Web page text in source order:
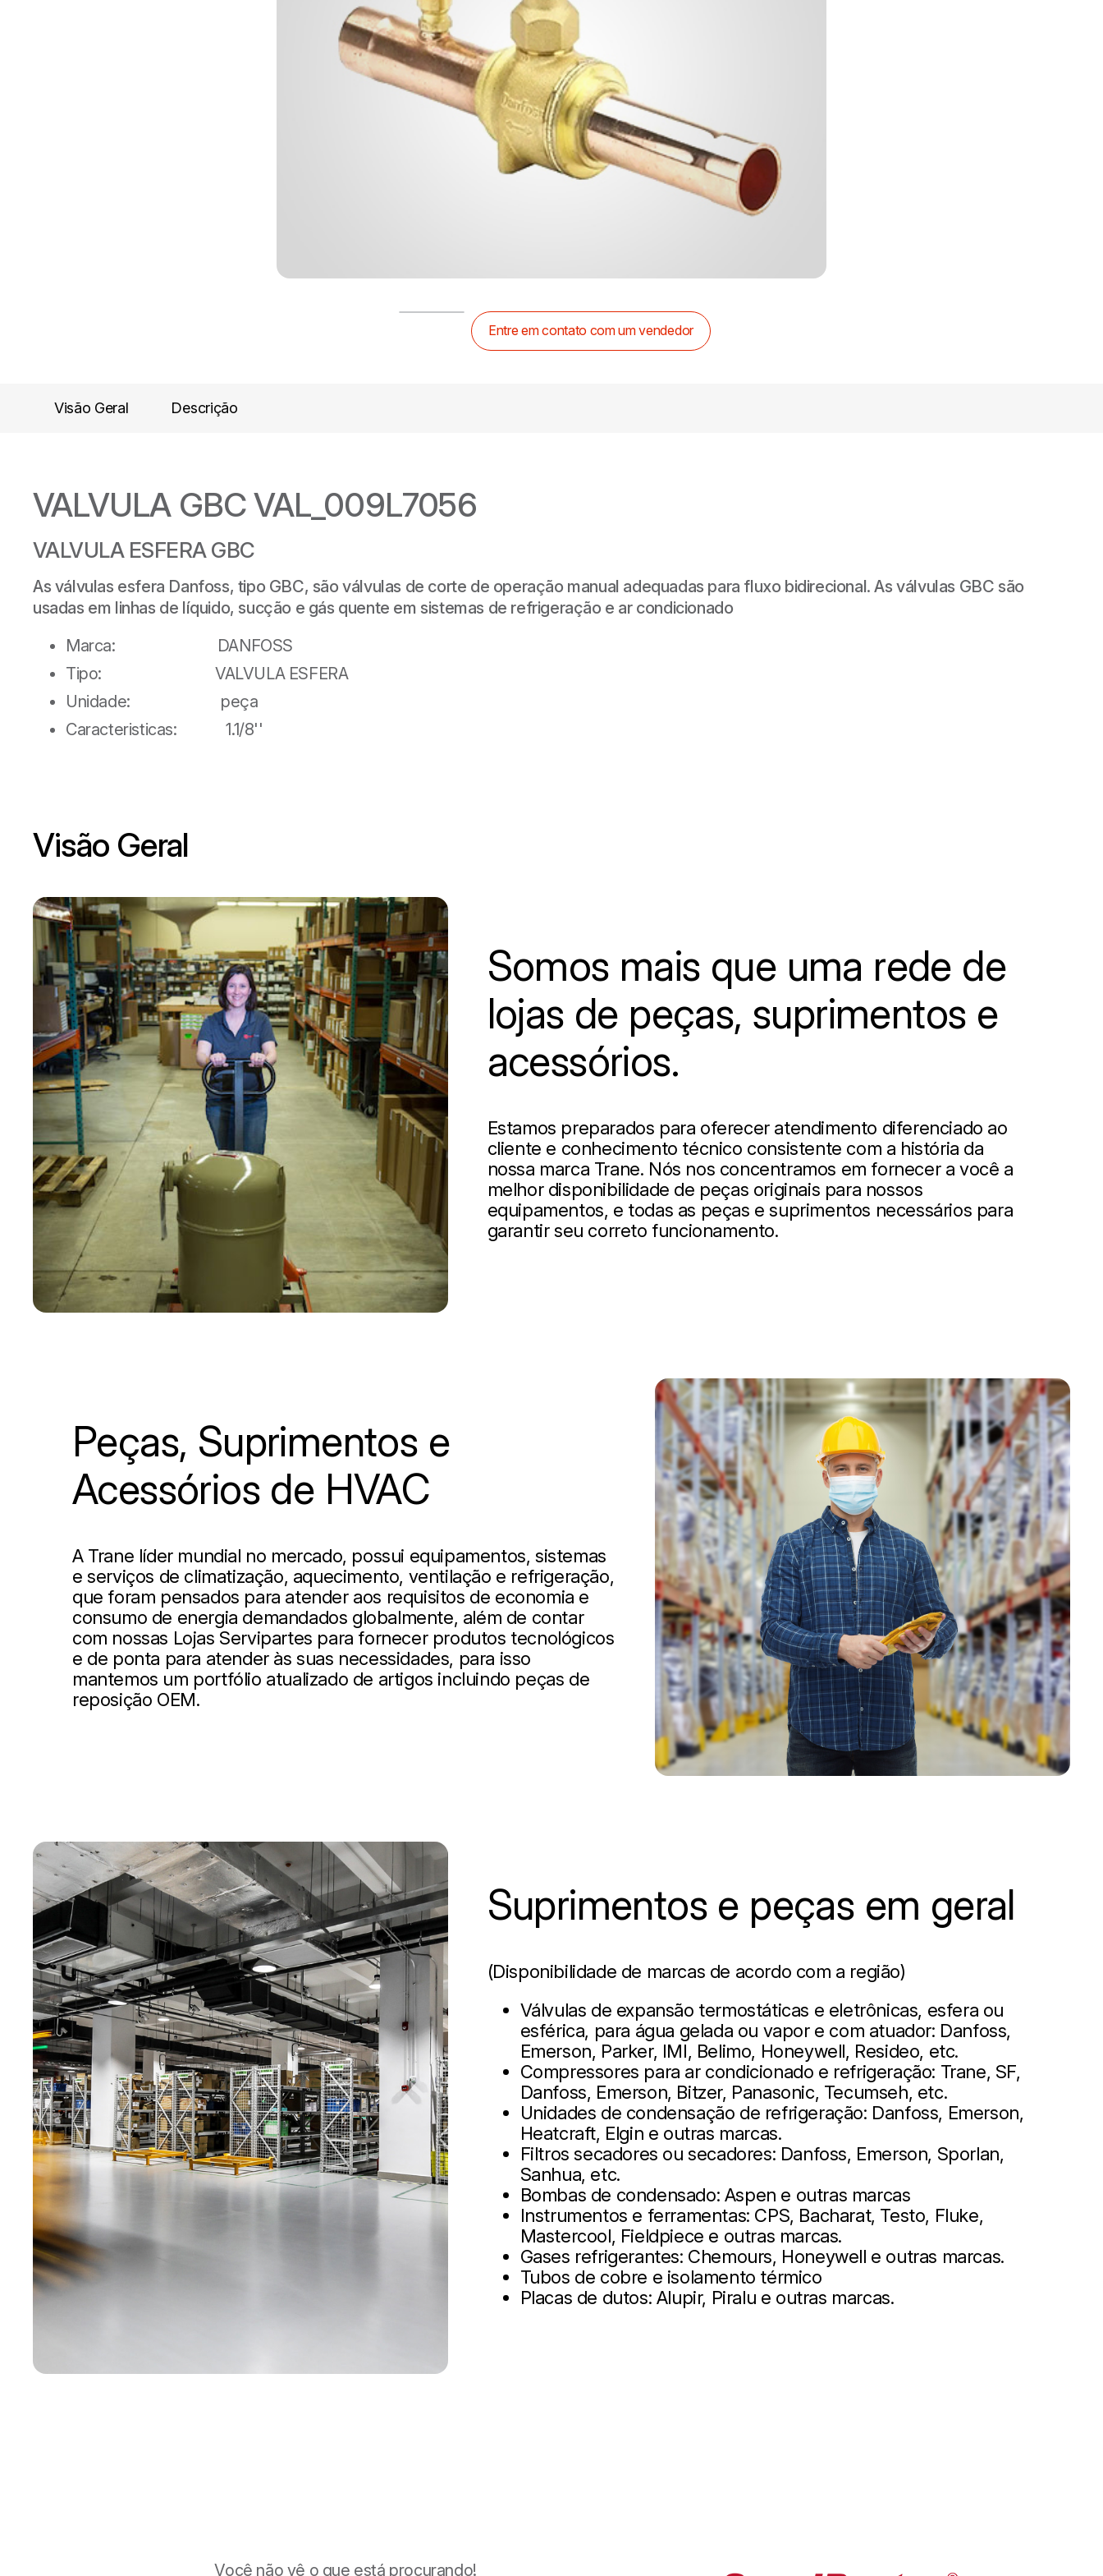
Entre em contato com um vendedor
Visão Geral Descrição
VALVULA GBC VAL_009L7056
VALVULA ESFERA GBC
As válvulas esfera Danfoss, tipo GBC, são válvulas de corte de operação manual adequadas para fluxo bidirecional. As válvulas GBC são
usadas em linhas de líquido, sucção e gás quente em sistemas de refrigeração e ar condicionado
Marca: DANFOSS
Tipo: VALVULA ESFERA
Unidade: peça
Caracteristicas: 1.1/8''
Visão Geral
Somos mais que uma rede de
lojas de peças, suprimentos e
acessórios.
Estamos preparados para oferecer atendimento diferenciado ao
cliente e conhecimento técnico consistente com a história da
nossa marca Trane. Nós nos concentramos em fornecer a você a
melhor disponibilidade de peças originais para nossos
equipamentos, e todas as peças e suprimentos necessários para
garantir seu correto funcionamento.
Peças, Suprimentos e
Acessórios de HVAC
A Trane líder mundial no mercado, possui equipamentos, sistemas
e serviços de climatização, aquecimento, ventilação e refrigeração,
que foram pensados ​​para atender aos requisitos de economia e
consumo de energia demandados globalmente, além de contar
com nossas Lojas Servipartes para fornecer produtos tecnológicos
e de ponta para atender às suas necessidades, para isso
mantemos um portfólio atualizado de artigos incluindo peças de
reposição OEM.
Suprimentos e peças em geral
(Disponibilidade de marcas de acordo com a região)
Válvulas de expansão termostáticas e eletrônicas, esfera ou
esférica, para água gelada ou vapor e com atuador: Danfoss,
Emerson, Parker, IMI, Belimo, Honeywell, Resideo, etc.
Compressores para ar condicionado e refrigeração: Trane, SF,
Danfoss, Emerson, Bitzer, Panasonic, Tecumseh, etc.
Unidades de condensação de refrigeração: Danfoss, Emerson,
Heatcraft, Elgin e outras marcas.
Filtros secadores ou secadores: Danfoss, Emerson, Sporlan,
Sanhua, etc.
Bombas de condensado: Aspen e outras marcas
Instrumentos e ferramentas: CPS, Bacharat, Testo, Fluke,
Mastercool, Fieldpiece e outras marcas.
Gases refrigerantes: Chemours, Honeywell e outras marcas.
Tubos de cobre e isolamento térmico
Placas de dutos: Alupir, Piralu e outras marcas.
Você não vê o que está procurando!